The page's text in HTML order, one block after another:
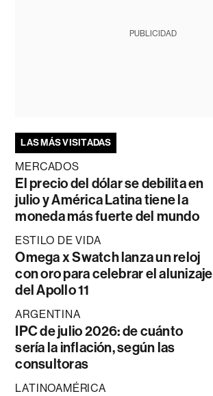
PUBLICIDAD
LAS MÁS VISITADAS
MERCADOS
El precio del dólar se debilita en
julio y América Latina tiene la
moneda más fuerte del mundo
ESTILO DE VIDA
Omega x Swatch lanza un reloj
con oro para celebrar el alunizaje
del Apollo 11
ARGENTINA
IPC de julio 2026: de cuánto
sería la inflación, según las
consultoras
LATINOAMÉRICA